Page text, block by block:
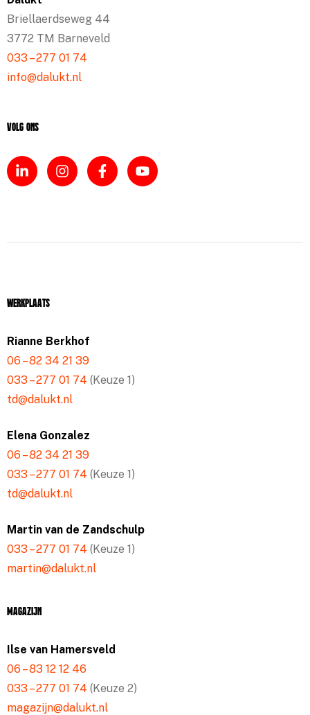
Briellaerdseweg 44
3772 TM Barneveld
033 – 277 01 74
info@dalukt.nl
Volg ons
Werkplaats
Rianne Berkhof
06 – 82 34 21 39
033 – 277 01 74 (Keuze 1)
td@dalukt.nl
Elena Gonzalez
06 – 82 34 21 39
033 – 277 01 74 (Keuze 1)
td@dalukt.nl
Martin van de Zandschulp
033 – 277 01 74 (Keuze 1)
martin@dalukt.nl
Magazijn
Ilse van Hamersveld
06 – 83 12 12 46
033 – 277 01 74 (Keuze 2)
magazijn@dalukt.nl